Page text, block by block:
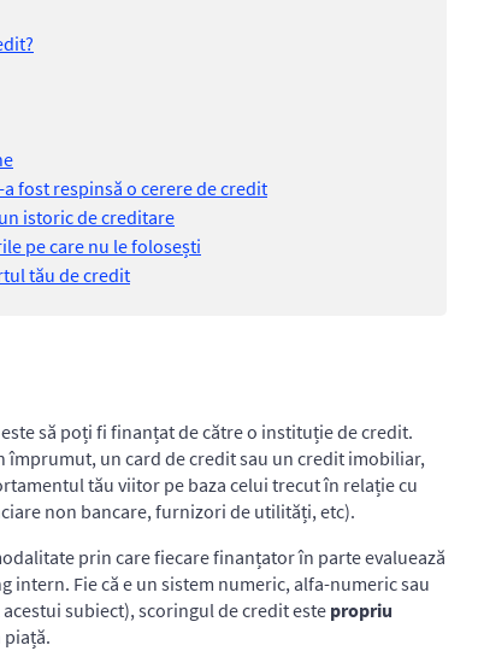
fost respinsă o cerere de credit
istoric de creditare
pe care nu le folosești
tău de credit
să poți fi finanțat de către o instituție de credit.
un card de credit sau un credit imobiliar,
tău viitor pe baza celui trecut în relație cu
non bancare, furnizori de utilități, etc).
prin care fiecare finanțator în parte evaluează
Fie că e un sistem numeric, alfa-numeric sau
subiect), scoringul de credit estepropriu